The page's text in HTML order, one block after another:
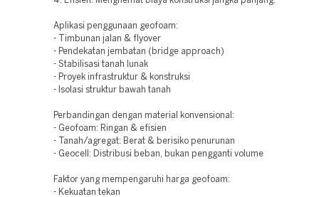
Aplikasi penggunaan geofoam:
- Timbunan jalan & flyover
- Pendekatan jembatan (bridge approach)
- Stabilisasi tanah lunak
- Proyek infrastruktur & konstruksi
- Isolasi struktur bawah tanah
Perbandingan dengan material konvensional:
- Geofoam: Ringan & efisien
- Tanah/agregat: Berat & berisiko penurunan
- Geocell: Distribusi beban, bukan pengganti volume
Faktor yang mempengaruhi harga geofoam:
- Kekuatan tekan